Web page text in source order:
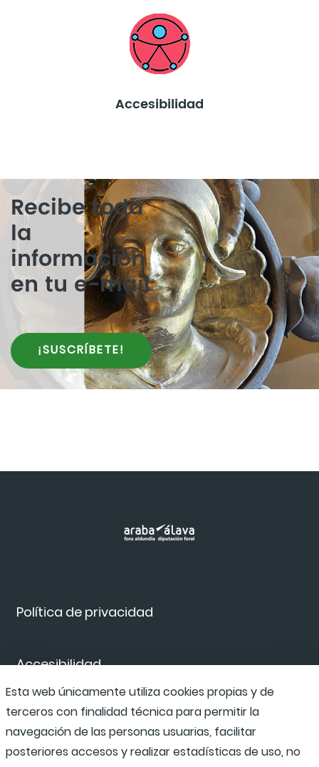
Accesibilidad
Recibe toda
la
información
en tu e-mail
¡SUSCRÍBETE!
Política de privacidad
Accesibilidad
Canal de denuncias
Esta web únicamente utiliza cookies propias y de
terceros con finalidad técnica para permitir la
navegación de las personas usuarias, facilitar
posteriores accesos y realizar estadísticas de uso, no